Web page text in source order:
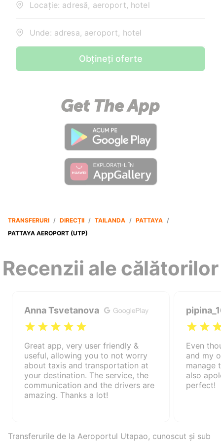
Locație: adresă, aeroport, hotel
Unde: adresa, aeroport, hotel
Obțineți oferte
TRANSFERURI / DIRECȚII / TAILANDA / PATTAYA /
PATTAYA AEROPORT (UTP)
Recenzii ale călătorilor
Anna Tsvetanova
Great app, very user friendly &
useful, allowing you to not worry
about taxis and transportation at
your destination. The service, the
communication and the drivers are
amazing. Thanks a lot!
Even
and my
manage
also
perfect!
Transferurile de la Aeroportul Utapao, cunoscut și sub